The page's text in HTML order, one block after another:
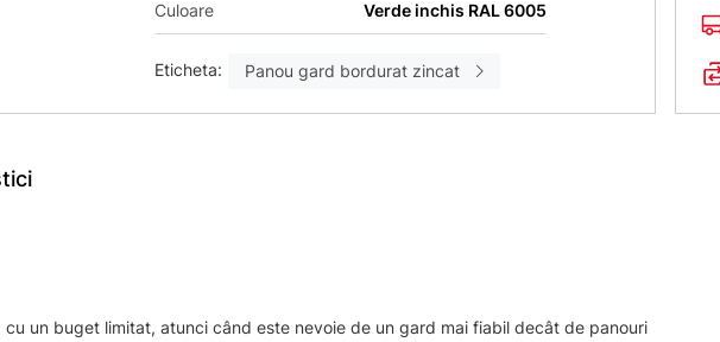
Culoare Verde inchis RAL 6005
Eticheta: Panou gard bordurat zincat
un buget limitat, atunci când este nevoie de un gard mai fiabil decât de panouri